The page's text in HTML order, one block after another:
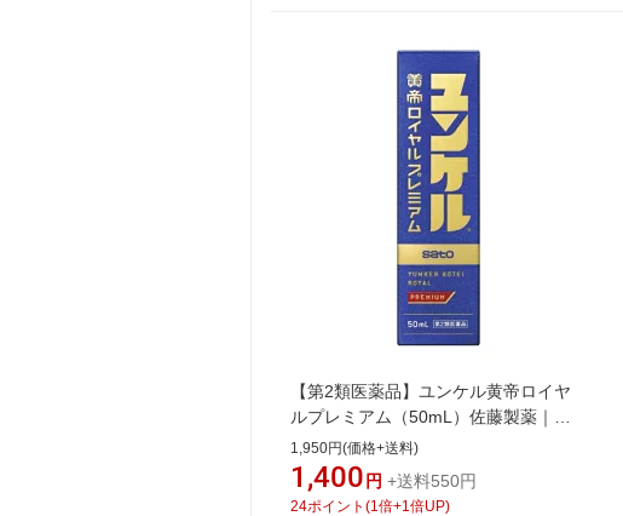
【第2類医薬品】ユンケル黄帝ロイヤ
ルプレミアム（50mL）佐藤製薬｜
sato
1,950円(価格+送料)
1,400 円 +送料550円
24ポイント (1 倍+1 倍UP)